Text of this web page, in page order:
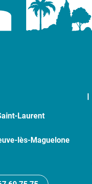
Laurent
lès-Maguelone